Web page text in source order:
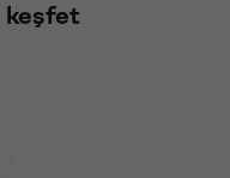
keşfet